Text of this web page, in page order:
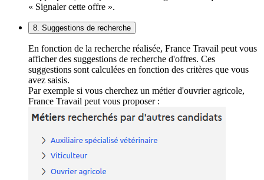
« Signaler cette offre ».
8. Suggestions de recherche
En fonction de la recherche réalisée, France Travail peut vous
afficher des suggestions de recherche d'offres. Ces
suggestions sont calculées en fonction des critères que vous
avez saisis.
Par exemple si vous cherchez un métier d'ouvrier agricole,
France Travail peut vous proposer :